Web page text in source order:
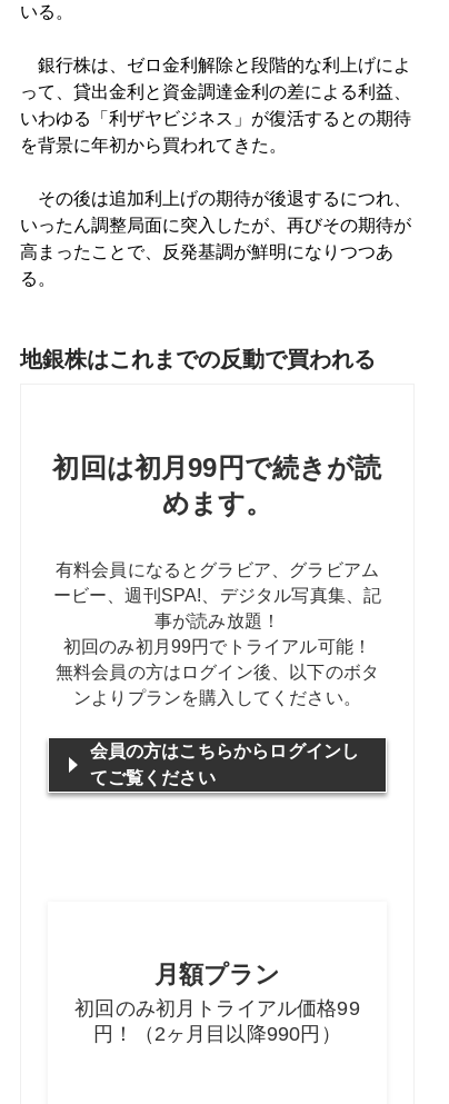
いる。
銀行株は、ゼロ金利解除と段階的な利上げによ
って、貸出金利と資金調達金利の差による利益、
いわゆる「利ザヤビジネス」が復活するとの期待
を背景に年初から買われてきた。
その後は追加利上げの期待が後退するにつれ、
いったん調整局面に突入したが、再びその期待が
高まったことで、反発基調が鮮明になりつつあ
る。
地銀株はこれまでの反動で買われる